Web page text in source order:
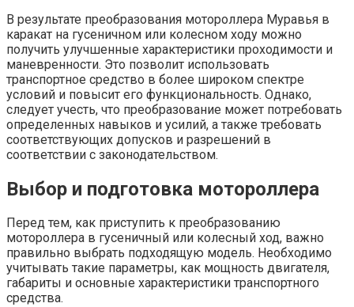
В результате преобразования мотороллера Муравья в
каракат на гусеничном или колесном ходу можно
получить улучшенные характеристики проходимости и
маневренности. Это позволит использовать
транспортное средство в более широком спектре
условий и повысит его функциональность. Однако,
следует учесть, что преобразование может потребовать
определенных навыков и усилий, а также требовать
соответствующих допусков и разрешений в
соответствии с законодательством.
Выбор и подготовка мотороллера
Перед тем, как приступить к преобразованию
мотороллера в гусеничный или колесный ход, важно
правильно выбрать подходящую модель. Необходимо
учитывать такие параметры, как мощность двигателя,
габариты и основные характеристики транспортного
средства.